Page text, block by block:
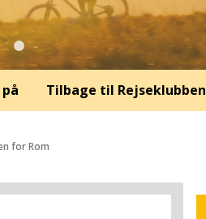
Tilbage til Rejseklubben
for Rom